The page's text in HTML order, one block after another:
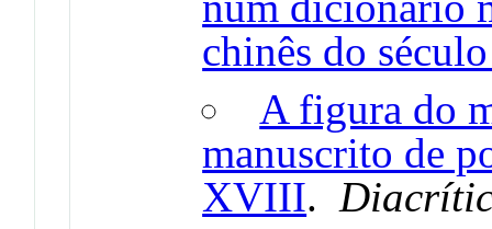
chinês do
A figura do
manuscrito de
XVIII.